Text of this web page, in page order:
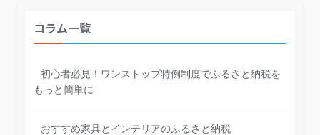
コラム一覧
初心者必見！ワンストップ特例制度でふるさと納税を
もっと簡単に
おすすめ家具とインテリアのふるさと納税